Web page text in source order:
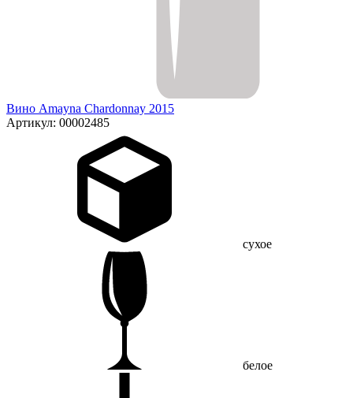
Вино Amayna Chardonnay 2015
Артикул: 00002485
сухое
белое